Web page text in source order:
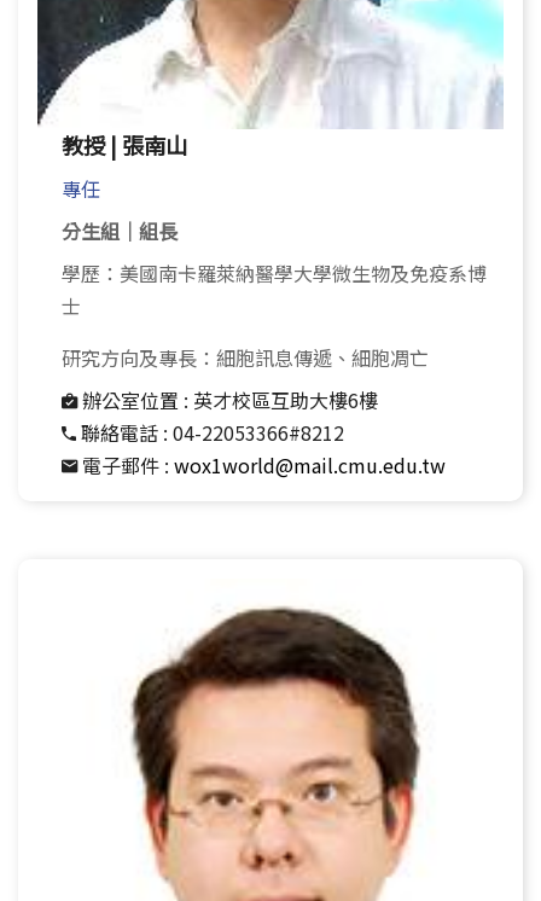
教授 | 張南山
專任
分生組｜組長
學歷：美國南卡羅萊納醫學大學微生物及免疫系博
士
研究方向及專長：細胞訊息傳遞、細胞凋亡
辦公室位置 : 英才校區互助大樓6樓
聯絡電話 : 04-22053366#8212
電子郵件 : wox1world@mail.cmu.edu.tw